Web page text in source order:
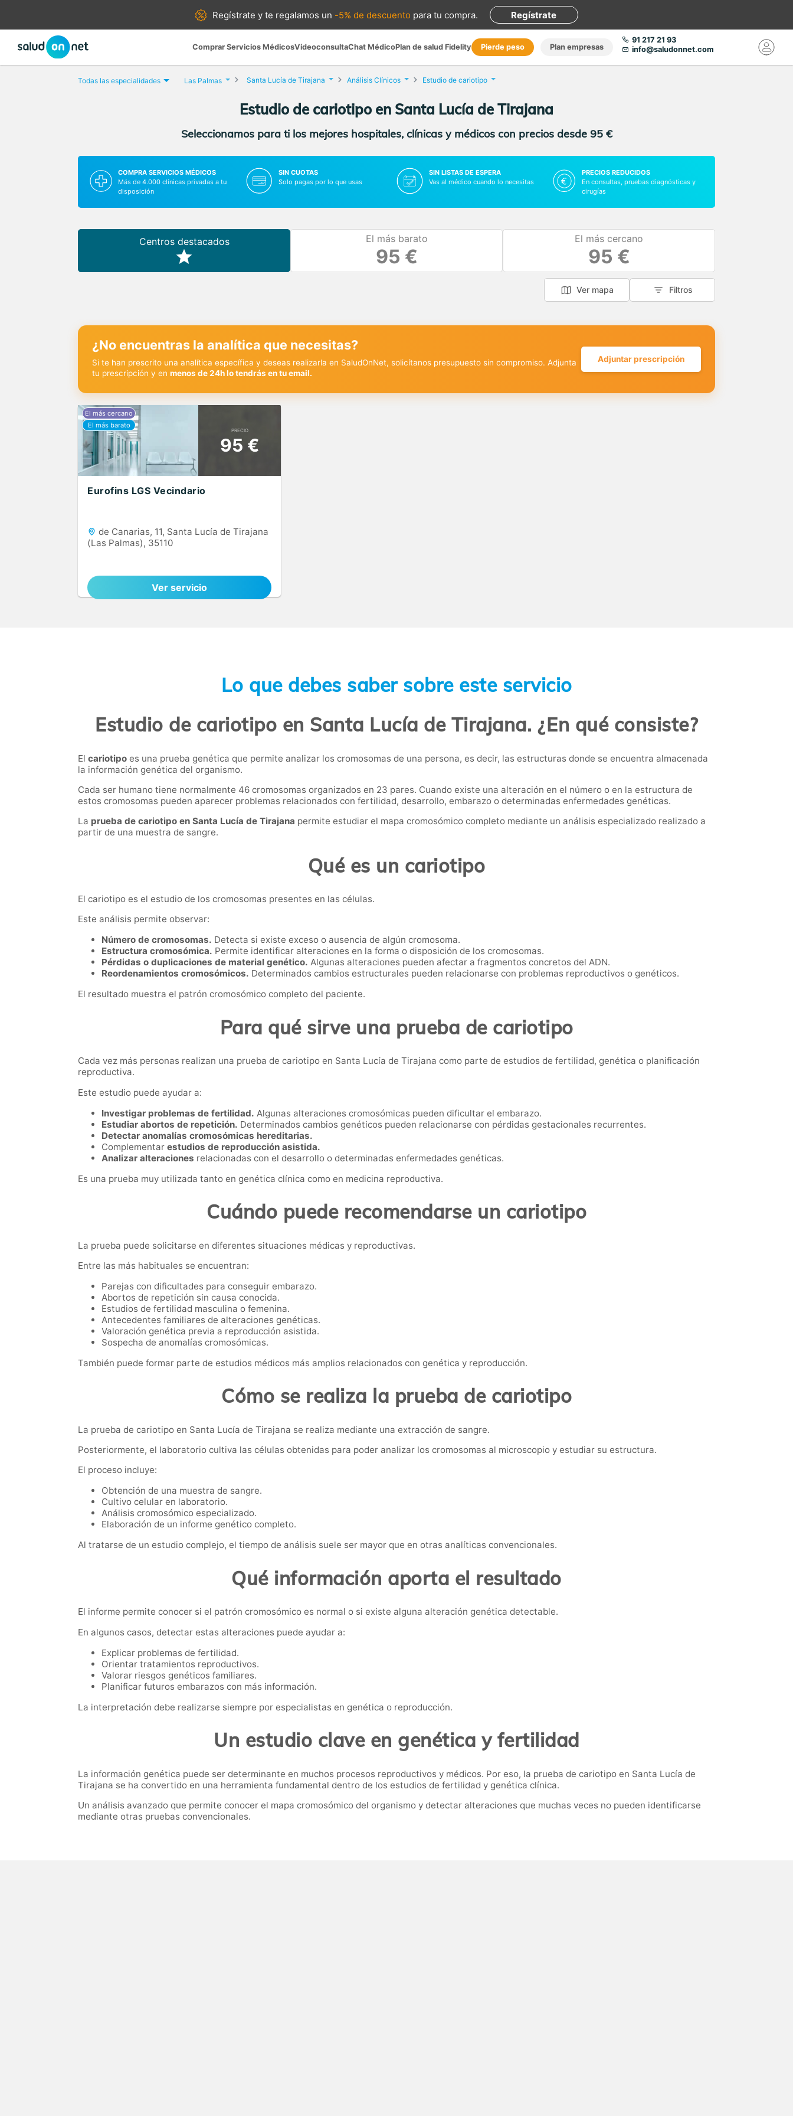
Regístrate yte regalamos un -5% de descuento para tu compra. Regístrate
Comprar Servicios MédicosVideoconsultaChat MédicoPlan de salud Fidelity Pierde peso Plan empresas
91 217 21 93
info@saludonnet.com
Todas las especialidades Las Palmas Santa Lucía de Tirajana Análisis Clínicos Estudio de cariotipo
Estudio de cariotipo en Santa Lucía de Tirajana
Seleccionamos para ti los mejores hospitales, clínicas y médicos con precios desde 95 €
COMPRA SERVICIOS MÉDICOS
Más de 4.000 clínicas privadas a tu
disposición
SIN CUOTAS
Solo pagas por lo que usas
SIN LISTAS DE ESPERA
Vas al médico cuando lo necesitas
PRECIOS REDUCIDOS
En consultas, pruebas diagnósticas y
cirugías
Centros destacados El más barato
95 €
El más cercano
95 €
Ver mapa Filtros
¿No encuentras la analítica que necesitas?
Si te han prescrito una analítica específica y deseas realizarla en SaludOnNet, solicítanos presupuesto sin compromiso. Adjunta
tu prescripción y en menos de 24h lo tendrás en tu email.
Adjuntar prescripción
PRECIO
95 €
Eurofins LGS Vecindario
de Canarias, 11, Santa Lucía de Tirajana
(Las Palmas), 35110
Ver servicio
Lo que debes saber sobre este servicio
Estudio de cariotipo en Santa Lucía de Tirajana. ¿En qué consiste?
El cariotipo es una prueba genética que permite analizar los cromosomas de una persona, es decir, las estructuras donde se encuentra almacenada
la información genética del organismo.
Cada ser humano tiene normalmente 46 cromosomas organizados en 23 pares. Cuando existe una alteración en el número o en la estructura de
estos cromosomas pueden aparecer problemas relacionados con fertilidad, desarrollo, embarazo o determinadas enfermedades genéticas.
La prueba de cariotipo en Santa Lucía de Tirajana permite estudiar el mapa cromosómico completo mediante un análisis especializado realizado a
partir de una muestra de sangre.
Qué es un cariotipo
El cariotipo es el estudio de los cromosomas presentes en las células.
Este análisis permite observar:
Número de cromosomas. Detecta si existe exceso o ausencia de algún cromosoma.
Estructura cromosómica. Permite identificar alteraciones en la forma o disposición de los cromosomas.
Pérdidas o duplicaciones de material genético. Algunas alteraciones pueden afectar a fragmentos concretos del ADN.
Reordenamientos cromosómicos. Determinados cambios estructurales pueden relacionarse con problemas reproductivos o genéticos.
El resultado muestra el patrón cromosómico completo del paciente.
Para qué sirve una prueba de cariotipo
Cada vez más personas realizan una prueba de cariotipo en Santa Lucía de Tirajana como parte de estudios de fertilidad, genética o planificación
reproductiva.
Este estudio puede ayudar a:
Investigar problemas de fertilidad. Algunas alteraciones cromosómicas pueden dificultar el embarazo.
Estudiar abortos de repetición. Determinados cambios genéticos pueden relacionarse con pérdidas gestacionales recurrentes.
Detectar anomalías cromosómicas hereditarias.
Complementar estudios de reproducción asistida.
Analizar alteraciones relacionadas con el desarrollo o determinadas enfermedades genéticas.
Es una prueba muy utilizada tanto en genética clínica como en medicina reproductiva.
Cuándo puede recomendarse un cariotipo
La prueba puede solicitarse en diferentes situaciones médicas y reproductivas.
Entre las más habituales se encuentran:
Parejas con dificultades para conseguir embarazo.
Abortos de repetición sin causa conocida.
Estudios de fertilidad masculina o femenina.
Antecedentes familiares de alteraciones genéticas.
Valoración genética previa a reproducción asistida.
Sospecha de anomalías cromosómicas.
También puede formar parte de estudios médicos más amplios relacionados con genética y reproducción.
Cómo se realiza la prueba de cariotipo
La prueba de cariotipo en Santa Lucía de Tirajana se realiza mediante una extracción de sangre.
Posteriormente, el laboratorio cultiva las células obtenidas para poder analizar los cromosomas al microscopio y estudiar su estructura.
El proceso incluye:
Obtención de una muestra de sangre.
Cultivo celular en laboratorio.
Análisis cromosómico especializado.
Elaboración de un informe genético completo.
Al tratarse de un estudio complejo, el tiempo de análisis suele ser mayor que en otras analíticas convencionales.
Qué información aporta el resultado
El informe permite conocer si el patrón cromosómico es normal o si existe alguna alteración genética detectable.
En algunos casos, detectar estas alteraciones puede ayudar a:
Explicar problemas de fertilidad.
Orientar tratamientos reproductivos.
Valorar riesgos genéticos familiares.
Planificar futuros embarazos con más información.
La interpretación debe realizarse siempre por especialistas en genética o reproducción.
Un estudio clave en genética y fertilidad
La información genética puede ser determinante en muchos procesos reproductivos y médicos. Por eso, la prueba de cariotipo en Santa Lucía de
Tirajana se ha convertido en una herramienta fundamental dentro de los estudios de fertilidad y genética clínica.
Un análisis avanzado que permite conocer el mapa cromosómico del organismo y detectar alteraciones que muchas veces no pueden identificarse
mediante otras pruebas convencionales.